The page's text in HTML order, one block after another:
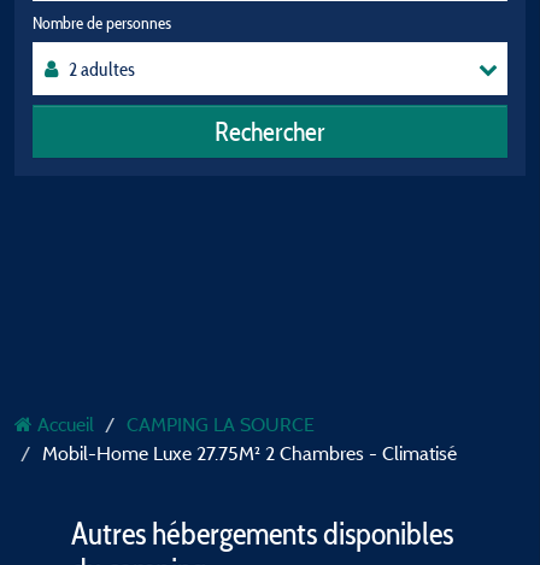
Nombre de personnes
Rechercher
Accueil
CAMPING LA SOURCE
Mobil-Home Luxe 27.75M² 2 Chambres - Climatisé
Autres hébergements disponibles